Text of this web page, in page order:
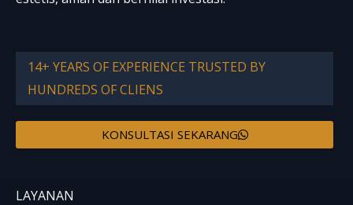
14+ YEARS OF EXPERIENCE TRUSTED BY
HUNDREDS OF CLIENS
KONSULTASI SEKARANG
LAYANAN